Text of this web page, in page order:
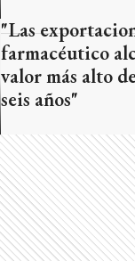
farmacéutico
valor más alto
seis años"